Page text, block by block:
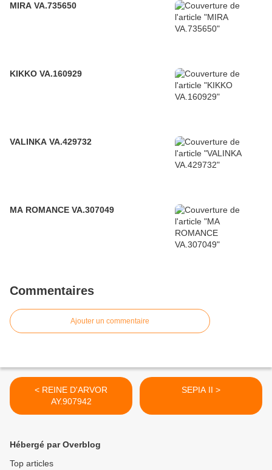
MIRA VA.735650
KIKKO VA.160929
VALINKA VA.429732
MA ROMANCE VA.307049
Commentaires
Ajouter un commentaire
< REINE D'ARVOR
AY.907942
SEPIA II >
Hébergé par Overblog
Top articles